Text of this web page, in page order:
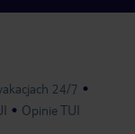
24/7
Opinie TUI